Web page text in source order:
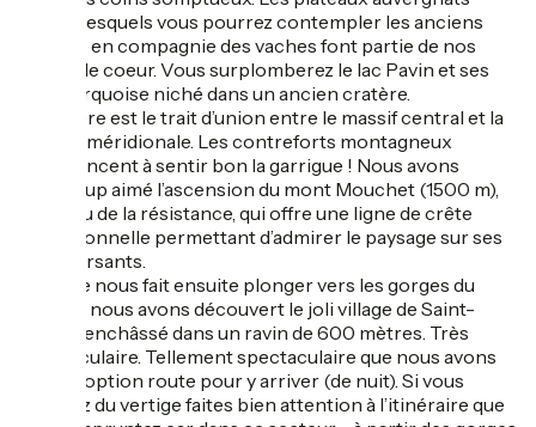
depuis lesquels vous pourrez contempler les anciens
volcans en compagnie des vaches font partie de nos
coups de coeur. Vous surplomberez le lac Pavin et ses
eaux turquoise niché dans un ancien cratère.
La Lozère est le trait d’union entre le massif central et la
France méridionale. Les contreforts montagneux
commencent à sentir bon la garrigue ! Nous avons
beaucoup aimé l’ascension du mont Mouchet (1500 m),
haut lieu de la résistance, qui offre une ligne de crête
exceptionnelle permettant d’admirer le paysage sur ses
deux versants.
La trace nous fait ensuite plonger vers les gorges du
Tarn où nous avons découvert le joli village de Saint-
Enimie enchâssé dans un ravin de 600 mètres. Très
spectaculaire. Tellement spectaculaire que nous avons
choisi l’option route pour y arriver (de nuit). Si vous
souffrez du vertige faites bien attention à l’itinéraire que